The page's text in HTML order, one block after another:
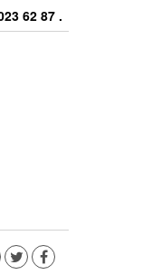
62 87 .